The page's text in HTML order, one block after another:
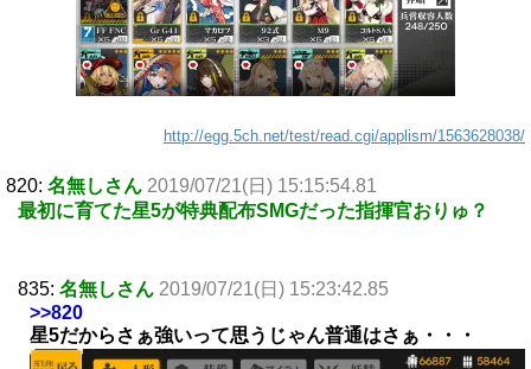
http://egg.5ch.net/test/read.cgi/applism/1563628038/
820: 名無しさん 2019/07/21(日) 15:15:54.81
最初に育てた星5が特典配布SMGだった指揮官おりゅ？
835: 名無しさん 2019/07/21(日) 15:23:42.85
>>820
星5だからさぁ強いって思うじゃん普通はさぁ・・・